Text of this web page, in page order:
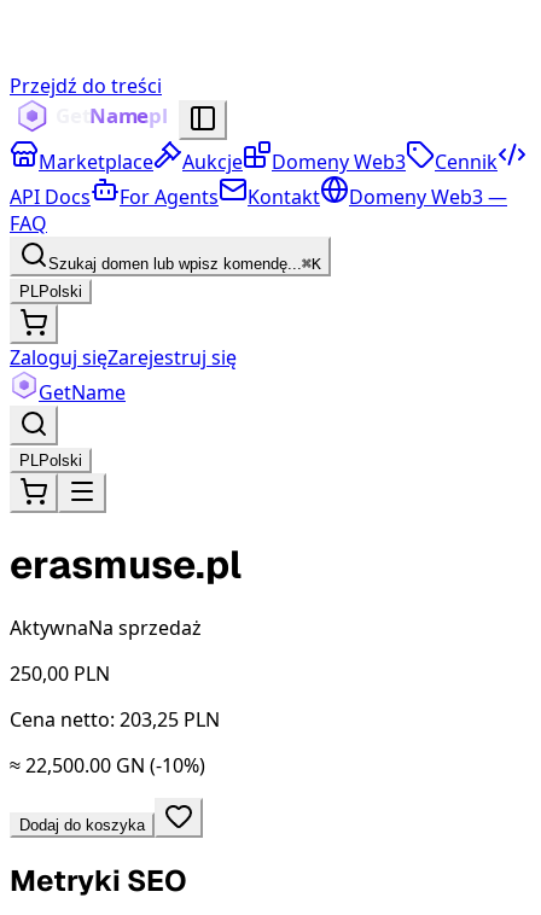
Przejdź do treści
Marketplace Aukcje Domeny Web3
Cennik
API Docs
For Agents Kontakt
Domeny Web3 —
FAQ
Szukaj domen lub wpisz komendę...⌘K
PLPolski
Zaloguj sięZarejestruj się
GetName
PLPolski
erasmuse.pl
AktywnaNa sprzedaż
250,00 PLN
Cena netto: 203,25 PLN
≈ 22,500.00 GN (-10%)
Dodaj do koszyka
Metryki SEO